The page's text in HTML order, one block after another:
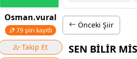
Osman.vural
79 şiiri kayıtlı
Takip Et
Önceki Şiir
SEN BİLİR